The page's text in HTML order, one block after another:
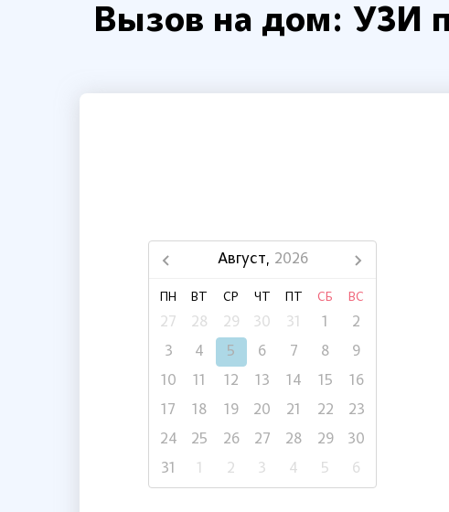
Вызов на дом: УЗИ
Август, 2026
ПН ВТ СР ЧТ ПТ СБ ВС
27 28 29 30 31 1
2
3
4 5 6 7 8
9
10
11 12 13 14 15
16
17
18 19 20 21 22
23
24
25 26 27 28 29
30
31
1 2 3 4 5 6